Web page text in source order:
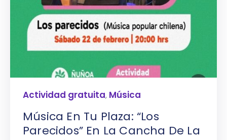
Actividad gratuita, Música
Música En Tu Plaza: “Los
Parecidos” En La Cancha De La